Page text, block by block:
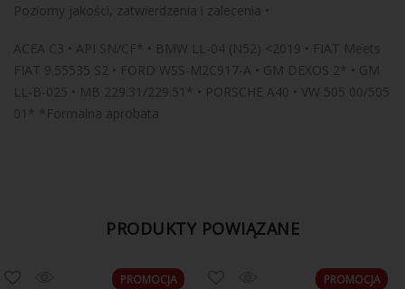
Poziomy jakości, zatwierdzenia i zalecenia •
ACEA C3 • API SN/CF* • BMW LL-04 (N52) <2019 • FIAT Meets
FIAT 9.55535 S2 • FORD WSS-M2C917-A • GM DEXOS 2* • GM
LL-B-025 • MB 229.31/229.51* • PORSCHE A40 • VW 505 00/505
01* *Formalna aprobata
PRODUKTY POWIĄZANE
PROMOCJA PROMOCJA